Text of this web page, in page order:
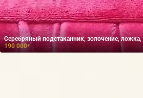
Серебряный подстаканник, золочение, ложка,
190 000₽